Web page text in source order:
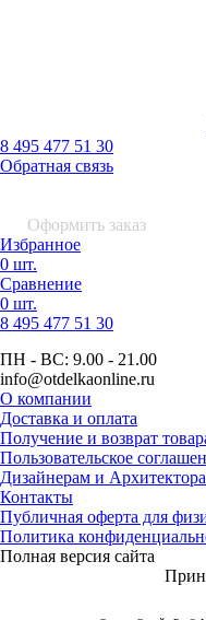
8 495 477 51 30
Обратная связь
Оформить заказ
Избранное
0 шт.
Сравнение
0 шт.
8 495 477 51 30
ПН - ВС: 9.00 - 21.00
info@otdelkaonline.ru
О компании
Доставка и оплата
Получение и возврат
Пользовательское
Дизайнерам и
Контакты
Публичная оферта для
Политика
Полная версия сайта